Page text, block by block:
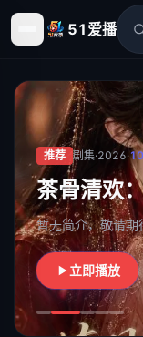
51爱播
51爱播 - 电影、电
推荐 剧集·2026·
茶骨清欢
暂无简介，敬请期
立即播放